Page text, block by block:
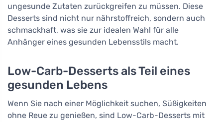
ungesunde Zutaten zurückgreifen zu müssen. Diese
Desserts sind nicht nur nährstoffreich, sondern auch
schmackhaft, was sie zur idealen Wahl für alle
Anhänger eines gesunden Lebensstils macht.
Low-Carb-Desserts als Teil eines
gesunden Lebens
Wenn Sie nach einer Möglichkeit suchen, Süßigkeiten
ohne Reue zu genießen, sind Low-Carb-Desserts mit